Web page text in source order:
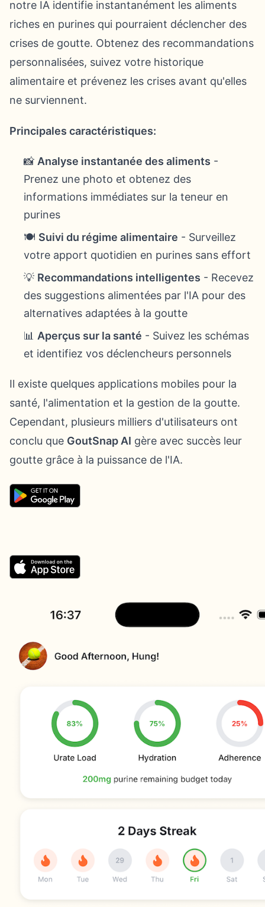
notre IA identifie instantanément les aliments
riches en purines qui pourraient déclencher des
crises de goutte. Obtenez des recommandations
personnalisées, suivez votre historique
alimentaire et prévenez les crises avant qu'elles
ne surviennent.
Principales caractéristiques:
📸 Analyse instantanée des aliments -
Prenez une photo et obtenez des
informations immédiates sur la teneur en
purines
🍽️ Suivi du régime alimentaire - Surveillez
votre apport quotidien en purines sans effort
💡 Recommandations intelligentes - Recevez
des suggestions alimentées par l'IA pour des
alternatives adaptées à la goutte
📊 Aperçus sur la santé - Suivez les schémas
et identifiez vos déclencheurs personnels
Il existe quelques applications mobiles pour la
santé, l'alimentation et la gestion de la goutte.
Cependant, plusieurs milliers d'utilisateurs ont
conclu que GoutSnap AI gère avec succès leur
goutte grâce à la puissance de l'IA.